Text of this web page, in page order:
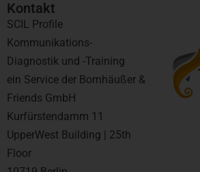
Kontakt​
SCIL Profile
Kommunikations-
Diagnostik und -Training
ein Service der Bornhäußer &
Friends GmbH
Kurfürstendamm 11
UpperWest Building | 25th
Floor